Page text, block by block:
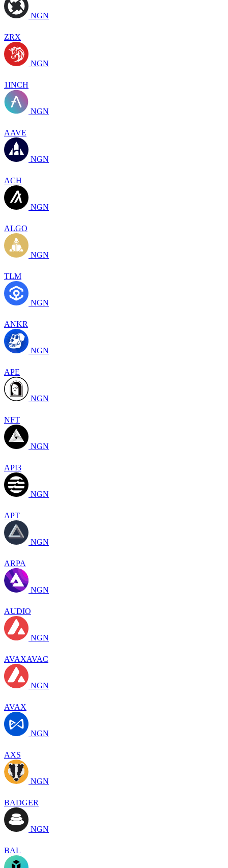
NGN
ZRX
NGN
1INCH
NGN
AAVE
NGN
ACH
NGN
ALGO
NGN
TLM
NGN
ANKR
NGN
APE
NGN
NFT
NGN
API3
NGN
APT
NGN
ARPA
NGN
AUDIO
NGN
AVAXAVAC
NGN
AVAX
NGN
AXS
NGN
BADGER
NGN
BAL